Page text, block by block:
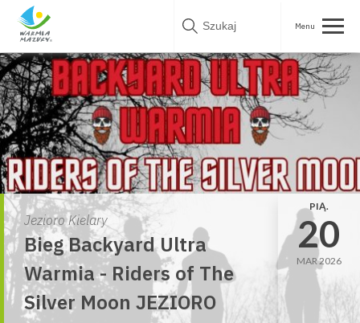
Skip
Jezioro Kielary
Bieg Backyard Ultra
Warmia - Riders of The
Silver Moon JEZIORO
PIĄ.
20
MAR 2026